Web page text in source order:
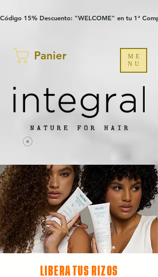
Código 15% Descuento: "WELCOME" en tu 1ª
Panier
ME
NU
LIBERA TUS RIZOS